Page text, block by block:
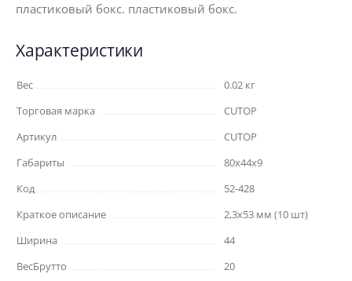
пластиковый бокс. пластиковый бокс.
Характеристики
Вес
0.02 кг
Торговая марка
CUTOP
Артикул
CUTOP
Габариты
80x44x9
Код
52-428
Краткое описание
2,3х53 мм (10 шт)
Ширина
44
ВесБрутто
20